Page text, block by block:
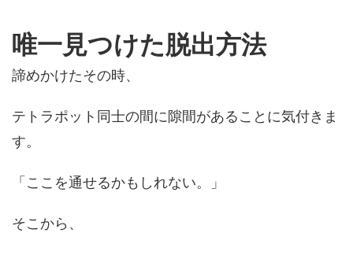
唯一見つけた脱出方法
諦めかけたその時、
テトラポット同士の間に隙間があることに気付きま
す。
「ここを通せるかもしれない。」
そこから、